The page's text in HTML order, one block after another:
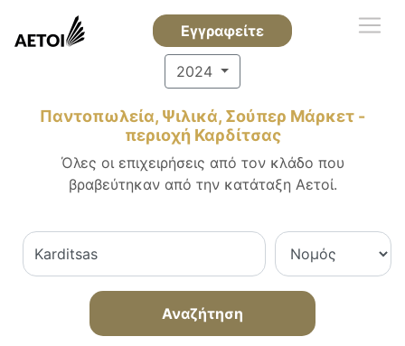
Εγγραφείτε
2024
Παντοπωλεία, Ψιλικά, Σούπερ Μάρκετ -
περιοχή Καρδίτσας
Όλες οι επιχειρήσεις από τον κλάδο που
βραβεύτηκαν από την κατάταξη Αετοί.
Αναζήτηση